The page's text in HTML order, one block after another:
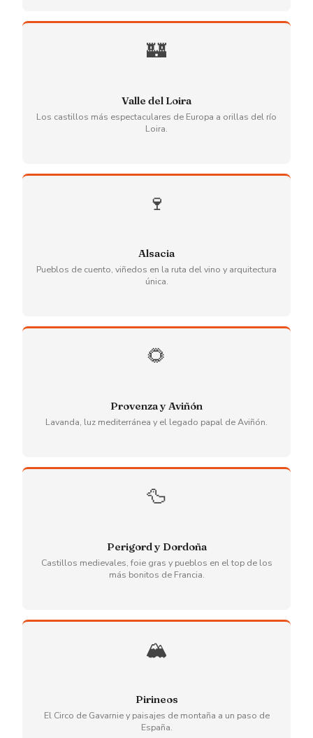
🏰
Valle del Loira
Los castillos más espectaculares de Europa a orillas del río
Loira.
🍷
Alsacia
Pueblos de cuento, viñedos en la ruta del vino y arquitectura
única.
🌻
Provenza y Aviñón
Lavanda, luz mediterránea y el legado papal de Aviñón.
🦆
Perigord y Dordoña
Castillos medievales, foie gras y pueblos en el top de los
más bonitos de Francia.
🏔️
Pirineos
El Circo de Gavarnie y paisajes de montaña a un paso de
España.